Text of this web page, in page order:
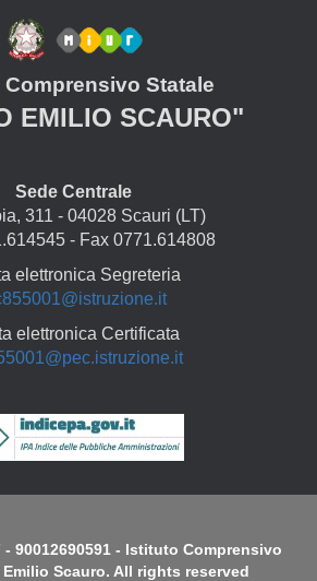
Statale
EMILIO SCAURO"
Sede Centrale
311 - 04028 Scauri (LT)
- Fax 0771.614808
elettronica Segreteria
elettronica Certificata
90012690591 - Istituto Comprensivo
Scauro. All rights reserved